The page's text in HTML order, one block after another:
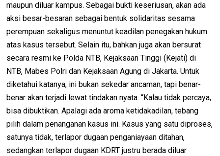
maupun diluar kampus. Sebagai bukti keseriusan, akan ada
aksi besar-besaran sebagai bentuk solidaritas sesama
perempuan sekaligus menuntut keadilan penegakan hukum
atas kasus tersebut. Selain itu, bahkan juga akan bersurat
secara resmi ke Polda NTB, Kejaksaan Tinggi (Kejati) di
NTB, Mabes Polri dan Kejaksaan Agung di Jakarta. Untuk
diketahui katanya, ini bukan sekedar ancaman, tapi benar-
benar akan terjadi lewat tindakan nyata. “Kalau tidak percaya,
bisa dibuktikan. Apalagi ada aroma ketidakadilan, tebang
pilih dalam penanganan kasus ini. Kasus yang satu diproses,
satunya tidak, terlapor dugaan penganiayaan ditahan,
sedangkan terlapor dugaan KDRT justru berada diluar